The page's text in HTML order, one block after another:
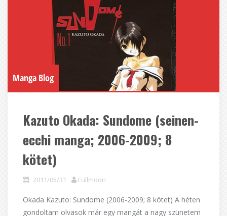
Manga Blog
Kazuto Okada: Sundome (seinen-
ecchi manga; 2006-2009; 8
kötet)
2011/05/31 Fullmoon
Okada Kazuto: Sundome (2006-2009; 8 kötet) A héten
gondoltam olvasok már egy mangát a nagy szünetem